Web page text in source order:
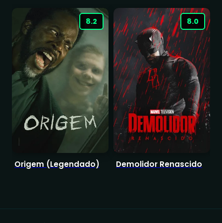
8.2
Origem (Legendado)
8.0
Demolidor Renascido